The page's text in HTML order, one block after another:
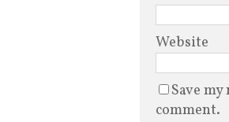
Website
Save
comment.